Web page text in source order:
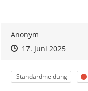
Anonym
Zeitpunkt des
Zeitpunkt des
17. Juni 2025Zur
Kategorie
Standardmeldung